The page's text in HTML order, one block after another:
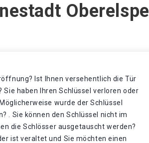
Oberelspe
Ist Ihnen versehentlich die Tür
Sie haben Ihren Schlüssel verloren oder
wurde der Schlüssel
. Sie können den Schlüssel nicht im
die Schlösser ausgetauscht werden?
ist veraltet und Sie möchten einen